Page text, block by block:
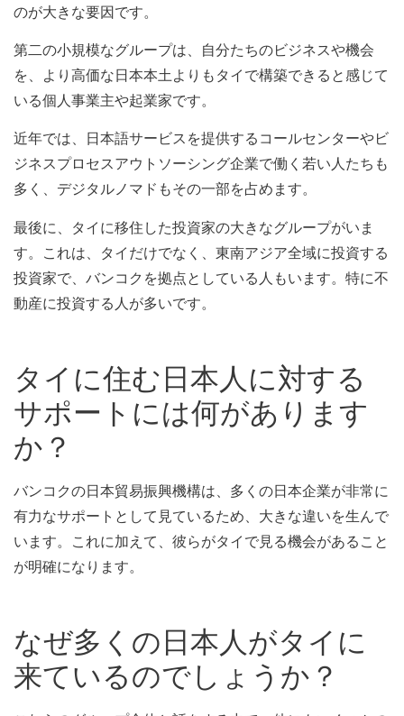
のが大きな要因です。
第二の小規模なグループは、自分たちのビジネスや機会
を、より高価な日本本土よりもタイで構築できると感じて
いる個人事業主や起業家です。
近年では、日本語サービスを提供するコールセンターやビ
ジネスプロセスアウトソーシング企業で働く若い人たちも
多く、デジタルノマドもその一部を占めます。
最後に、タイに移住した投資家の大きなグループがいま
す。これは、タイだけでなく、東南アジア全域に投資する
投資家で、バンコクを拠点としている人もいます。特に不
動産に投資する人が多いです。
タイに住む日本人に対する
サポートには何があります
か？
バンコクの日本貿易振興機構は、多くの日本企業が非常に
有力なサポートとして見ているため、大きな違いを生んで
います。これに加えて、彼らがタイで見る機会があること
が明確になります。
なぜ多くの日本人がタイに
来ているのでしょうか？